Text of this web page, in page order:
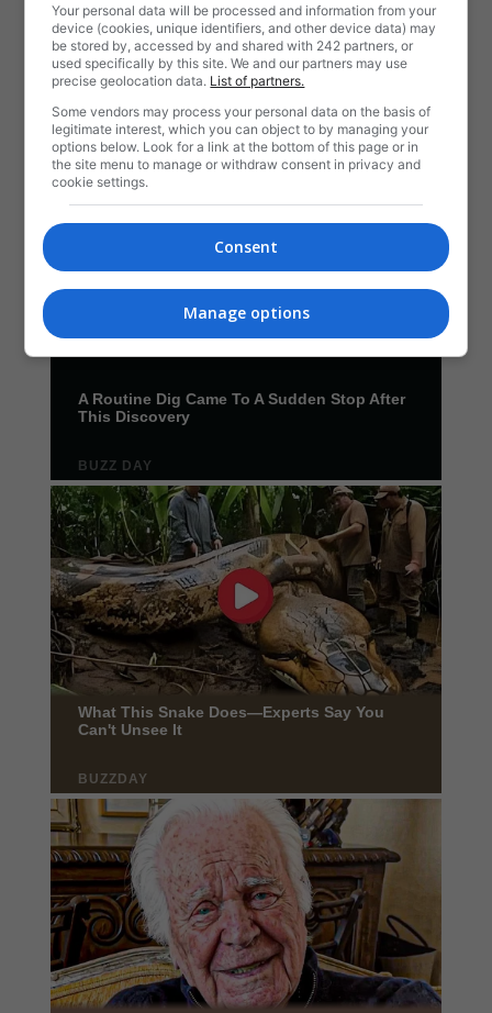
Your personal data will be processed and information from your
device (cookies, unique identifiers, and other device data) may
be stored by, accessed by and shared with 242 partners, or
used specifically by this site. We and our partners may use
precise geolocation data. List of partners.
Some vendors may process your personal data on the basis of
legitimate interest, which you can object to by managing your
options below. Look for a link at the bottom of this page or in
the site menu to manage or withdraw consent in privacy and
cookie settings.
Consent
Manage options